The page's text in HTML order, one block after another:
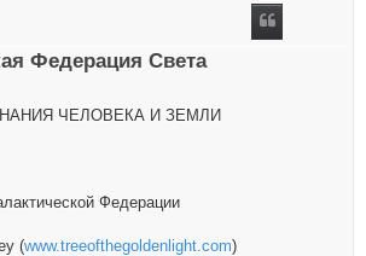
Федерация Света
ЧЕЛОВЕКА И ЗЕМЛИ
Федерации
(www.treeofthegoldenlight.com)